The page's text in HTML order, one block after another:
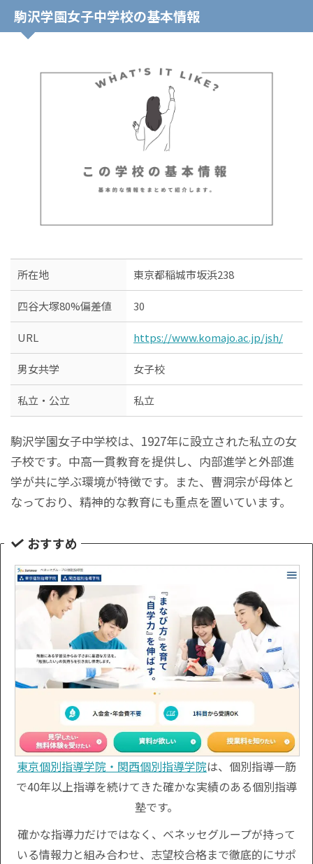
駒沢学園女子中学校の基本情報
所在地 東京都稲城市坂浜238
四谷大塚80%偏差値 30
URL https://www.komajo.ac.jp/jsh/
男女共学 女子校
私立・公立 私立
駒沢学園女子中学校は、1927年に設立された私立の女
子校です。中高一貫教育を提供し、内部進学と外部進
学が共に学ぶ環境が特徴です。また、曹洞宗が母体と
なっており、精神的な教育にも重点を置いています。
おすすめ
東京個別指導学院・関西個別指導学院は、個別指導一筋
で40年以上指導を続けてきた確かな実績のある個別指導
塾です。
確かな指導力だけではなく、ベネッセグループが持って
いる情報力と組み合わせ、志望校合格まで徹底的にサポ